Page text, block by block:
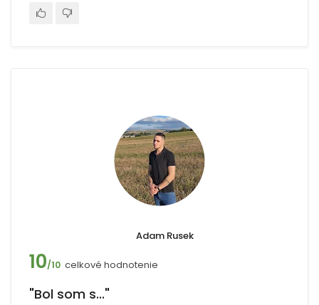
Adam Rusek
10/10 celkové hodnotenie
"Bol som s..."